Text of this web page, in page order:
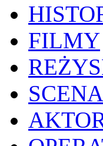
FILMY